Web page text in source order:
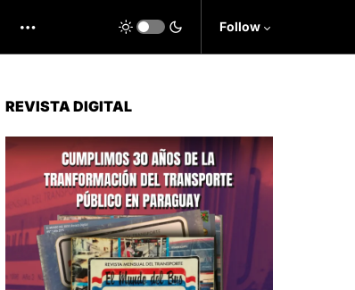
Follow
REVISTA DIGITAL